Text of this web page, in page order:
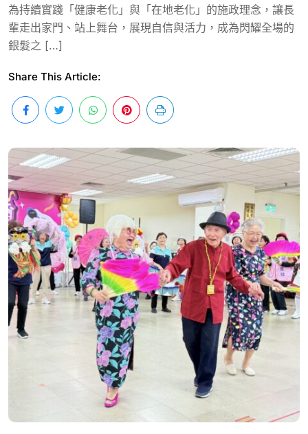
為持續實踐「健康老化」與「在地老化」的施政理念，讓長
輩走出家門、站上舞台，展現自信與活力，成為閃耀全場的
銀髮之 […]
Share This Article: